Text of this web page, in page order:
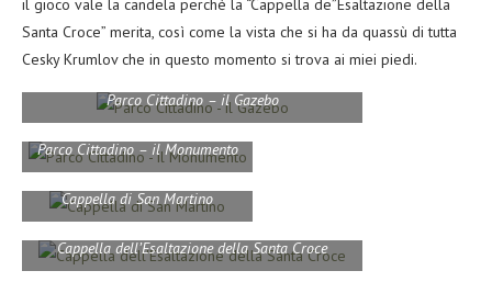
il gioco vale la candela perchè la “Cappella de”Esaltazione della
Santa Croce” merita, così come la vista che si ha da quassù di tutta
Cesky Krumlov che in questo momento si trova ai miei piedi.
Parco Cittadino – il Gazebo
Parco Cittadino – il Monumento
Cappella di San Martino
Cappella dell’Esaltazione della Santa Croce